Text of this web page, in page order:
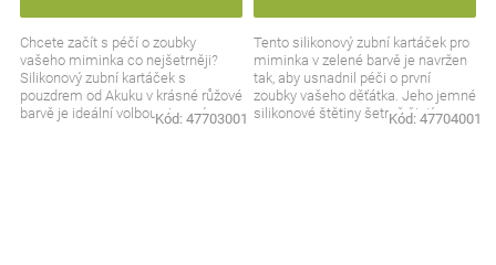
Chcete začít s péčí o zoubky
vašeho miminka co nejšetrněji?
Silikonový zubní kartáček s
pouzdrem od Akuku v krásné růžové
barvě je ideální volbou. Jemný,
Kód: 47703001
Tento silikonový zubní kartáček pro
miminka v zelené barvě je navržen
tak, aby usnadnil péči o první
zoubky vašeho děťátka. Jeho jemné
silikonové štětiny šetrně čistí
Kód: 47704001